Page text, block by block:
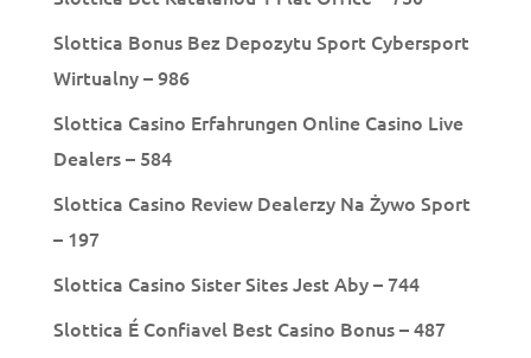
Slottica Bonus Bez Depozytu Sport Cybersport
Wirtualny – 986
Slottica Casino Erfahrungen Online Casino Live
Dealers – 584
Slottica Casino Review Dealerzy Na Żywo Sport
– 197
Slottica Casino Sister Sites Jest Aby – 744
Slottica É Confiavel Best Casino Bonus – 487